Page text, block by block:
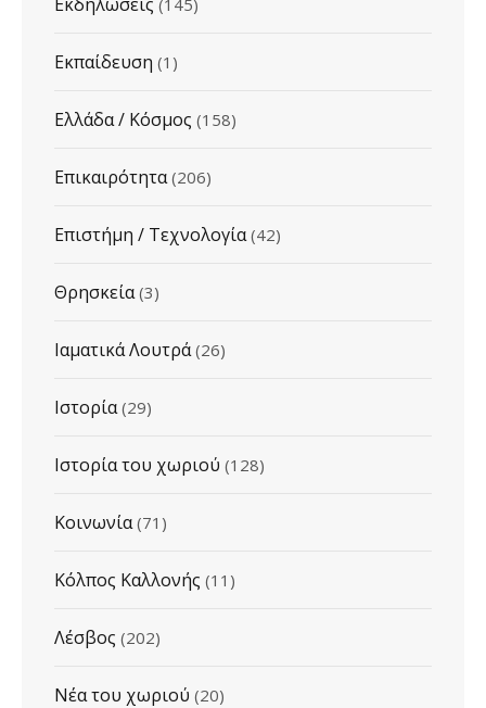
Εκπαίδευση (1)
Ελλάδα / Κόσμος (158)
Επικαιρότητα (206)
Επιστήμη / Τεχνολογία (42)
Θρησκεία (3)
Ιαματικά Λουτρά (26)
Ιστορία (29)
Ιστορία του χωριού (128)
Κοινωνία (71)
Κόλπος Καλλονής (11)
Λέσβος (202)
Νέα του χωριού (20)